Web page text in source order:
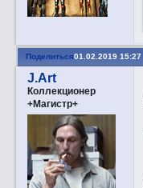
Поделиться01.02.2019 15:27
J.Art
Коллекционер
+Магистр+